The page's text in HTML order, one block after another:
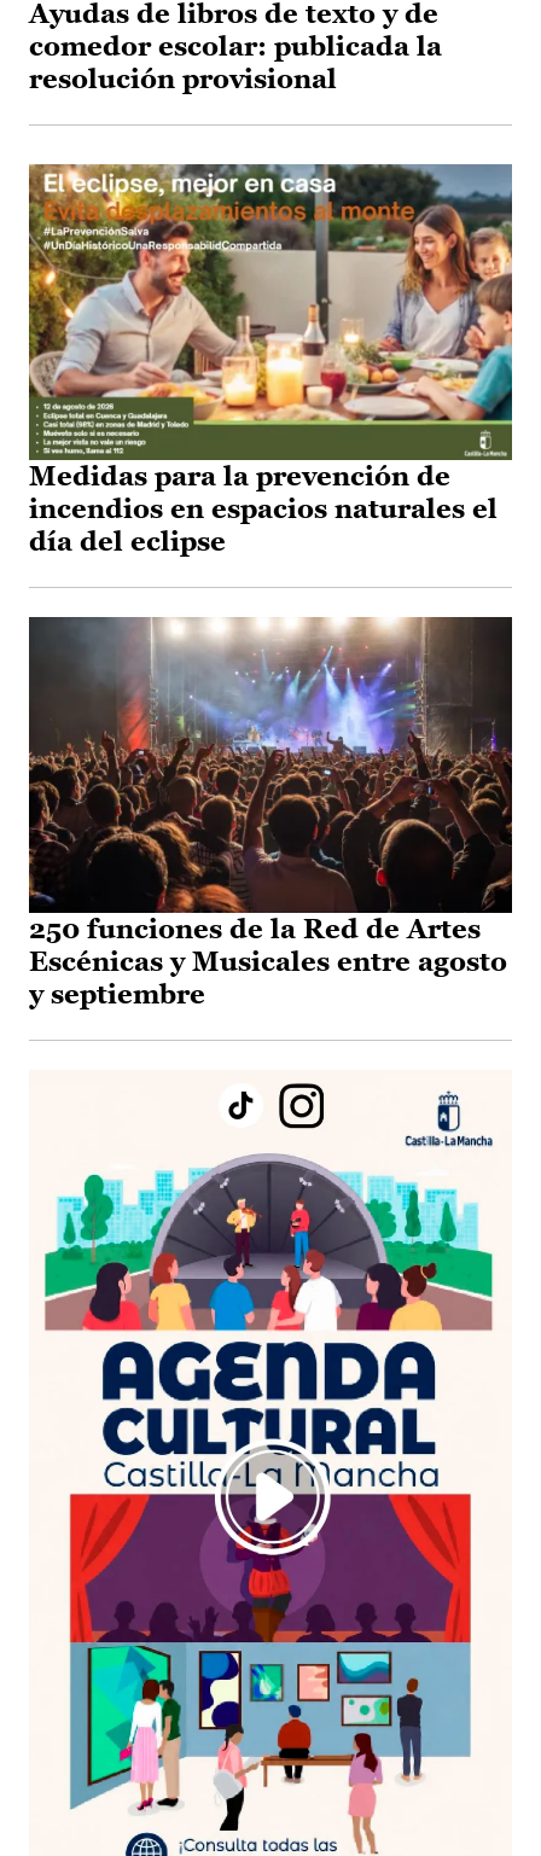
Ayudas de libros de texto y de
comedor escolar: publicada la
resolución provisional
Medidas para la prevención de
incendios en espacios naturales el
día del eclipse
250 funciones de la Red de Artes
Escénicas y Musicales entre agosto
y septiembre